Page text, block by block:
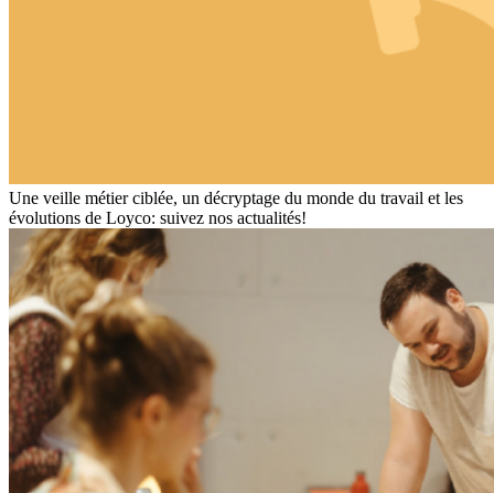
Une veille métier ciblée, un décryptage du monde du travail et les
évolutions de Loyco: suivez nos actualités!